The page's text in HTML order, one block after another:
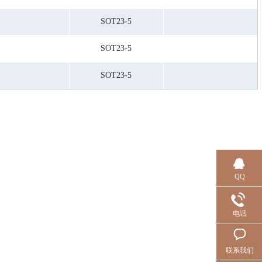
SOT23-5
SOT23-5
SOT23-5
QQ
电话
联系我们